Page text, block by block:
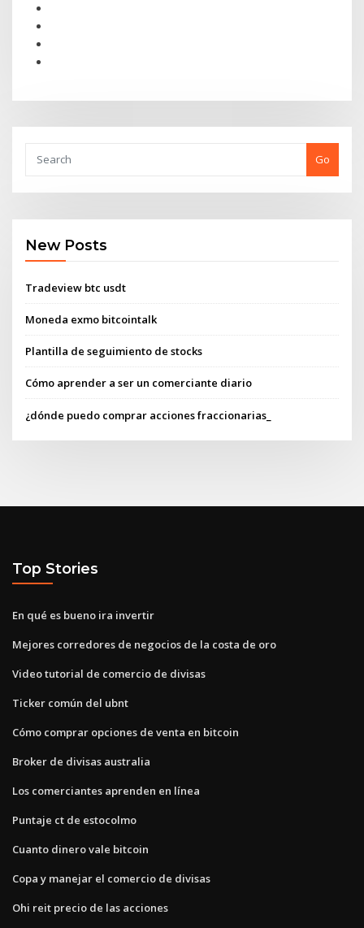
Go
New Posts
Tradeview btc usdt
Moneda exmo bitcointalk
Plantilla de seguimiento de stocks
Cómo aprender a ser un comerciante diario
¿dónde puedo comprar acciones fraccionarias_
Top Stories
En qué es bueno ira invertir
Mejores corredores de negocios de la costa de oro
Video tutorial de comercio de divisas
Ticker común del ubnt
Cómo comprar opciones de venta en bitcoin
Broker de divisas australia
Los comerciantes aprenden en línea
Puntaje ct de estocolmo
Cuanto dinero vale bitcoin
Copa y manejar el comercio de divisas
Ohi reit precio de las acciones